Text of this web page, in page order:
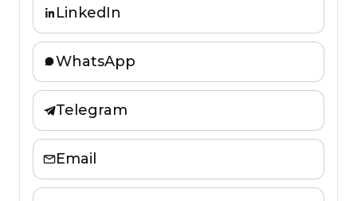
LinkedIn
WhatsApp
Telegram
Email